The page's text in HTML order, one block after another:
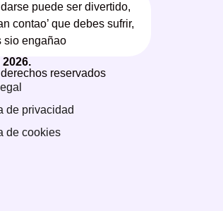
puede ser divertido,
contao’ que debes sufrir,
sio engañao
2026.
reservados
de privacidad
de cookies